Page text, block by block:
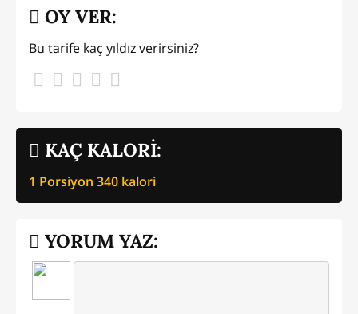
KAÇ KALORİ:
1 Porsiyon 340 kalori
OY VER:
Bu tarife kaç yıldız verirsiniz?
YORUM YAZ: